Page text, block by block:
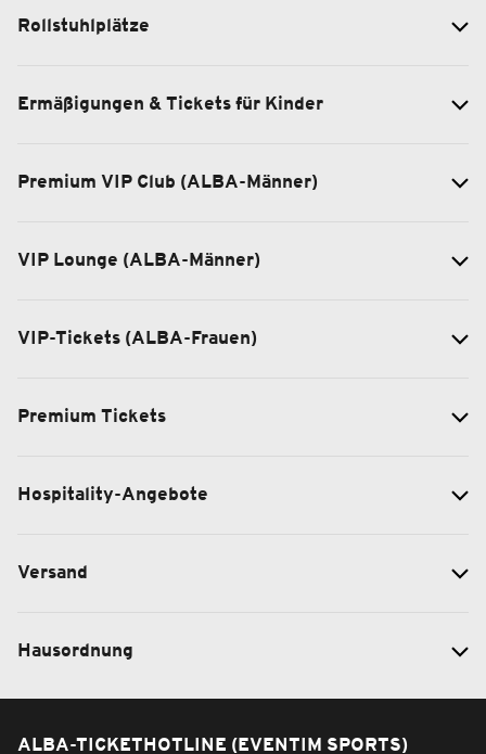
Rollstuhlplätze
Ermäßigungen & Tickets für Kinder
Premium VIP Club (ALBA-Männer)
VIP Lounge (ALBA-Männer)
VIP-Tickets (ALBA-Frauen)
Premium Tickets
Hospitality-Angebote
Versand
Hausordnung
ALBA-TICKETHOTLINE (EVENTIM SPORTS)